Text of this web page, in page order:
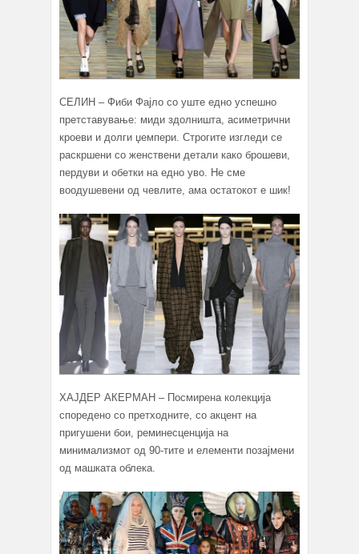
СЕЛИН – Фиби Фајло со уште едно успешно
претставување: миди здолништа, асиметрични
кроеви и долги џемпери. Строгите изгледи се
раскршени со женствени детали како брошеви,
пердуви и обетки на едно уво. Не сме
воодушевени од чевлите, ама остатокот е шик!
ХАЈДЕР АКЕРМАН – Посмирена колекција
споредено со претходните, со акцент на
пригушени бои, реминесценција на
минимализмот од 90-тите и елементи позајмени
од машката облека.